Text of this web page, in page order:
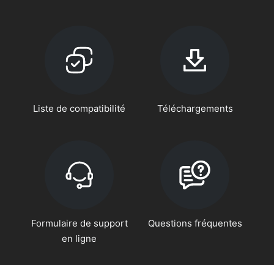
Liste de compatibilité Téléchargements
Formulaire de support
en ligne
Questions fréquentes